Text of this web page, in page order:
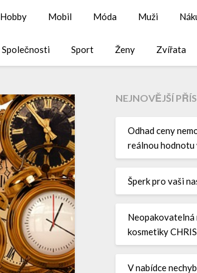
Hobby Mobil Móda Muži
Společnosti Sport Ženy Zvířata
NEJNOVĚJŠÍ
Odhad ceny
reálnou hodnotu
Šperk pro vaši
kosmetiky
V nabídce